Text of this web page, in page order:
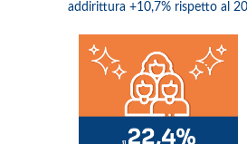
addirittura +10,7% rispetto al